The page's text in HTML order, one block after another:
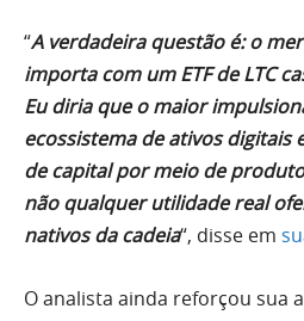
“A verdadeira questão é: o
importa com um ETF de LTC
Eu diria que o maior
ecossistema de ativos digitais
de capital por meio de
não qualquer utilidade real
nativos da cadeia“, disse em
O analista ainda reforçou sua